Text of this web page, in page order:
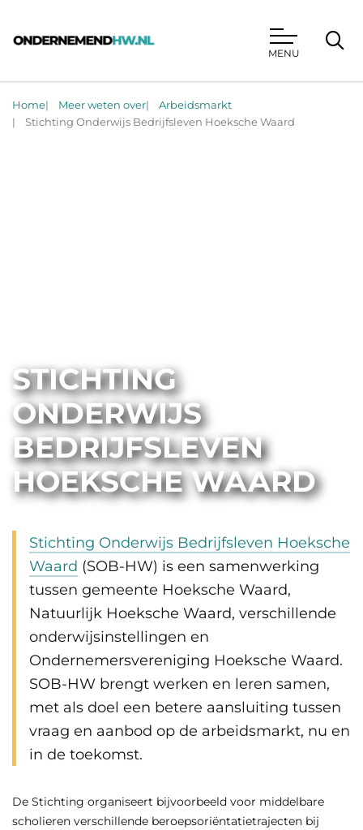
MENU
Home Meer weten over
Arbeidsmarkt
Stichting Onderwijs Bedrijfsleven Hoeksche Waard
STICHTING
ONDERWIJS
BEDRIJFSLEVEN
HOEKSCHE WAARD
Stichting Onderwijs Bedrijfsleven Hoeksche
Waard (SOB-HW) is een samenwerking
tussen gemeente Hoeksche Waard,
Natuurlijk Hoeksche Waard, verschillende
onderwijsinstellingen en
Ondernemersvereniging Hoeksche Waard.
SOB-HW brengt werken en leren samen,
met als doel een betere aansluiting tussen
vraag en aanbod op de arbeidsmarkt, nu en
in de toekomst.
De Stichting organiseert bijvoorbeeld voor middelbare
scholieren verschillende beroepsoriëntatietrajecten bij